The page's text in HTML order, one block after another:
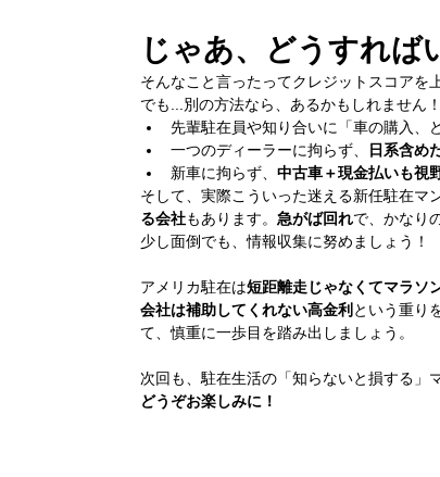
じゃあ、どうすれば
そんなこと言ったってクレジットスコアを
でも...別の方法なら、あるかもしれません！
先輩駐在員や知り合いに「車の購入、
一つのディーラーに拘らず、
日系含め
新車に拘らず、中古車＋現金払いも視
そして、実際こういった迷える新任駐在マ
る会社もあります。急がば回れで、かなり
少し面倒でも、情報収集に努めましょう！
アメリカ駐在は短距離走じゃなくてマラソ
会社は補助してくれない高金利 という重り
て、慎重に一歩目を踏み出しましょう。
次回も、駐在生活の「知らないと損する」
どうぞお楽しみに！